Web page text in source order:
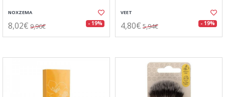
NOXZEMA
8,02€ 9,96€ - 19%
VEET
4,80€ 5,94€ - 19%